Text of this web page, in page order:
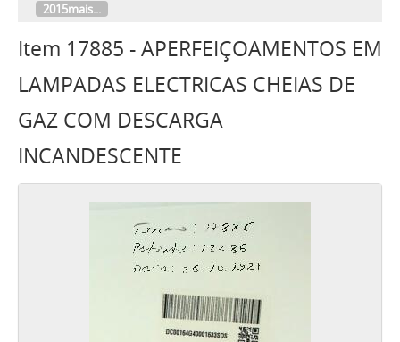
2015mais...
Item 17885 - APERFEIÇOAMENTOS EM
LAMPADAS ELECTRICAS CHEIAS DE
GAZ COM DESCARGA
INCANDESCENTE